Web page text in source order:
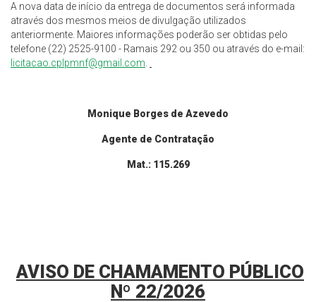
A nova data de início da entrega de documentos será informada
através dos mesmos meios de divulgação utilizados
anteriormente. Maiores informações poderão ser obtidas pelo
telefone (22) 2525-9100 - Ramais 292 ou 350 ou através do e-mail:
licitacao.cplpmnf@gmail.com
Monique Borges de Azevedo
Agente de Contratação
Mat.: 115.269
AVISO DE CHAMAMENTO PÚBLICO
Nº 22/2026